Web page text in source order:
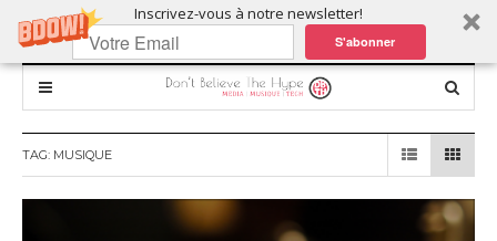
Inscrivez-vous à notre newsletter!
S'abonner
TAG: MUSIQUE